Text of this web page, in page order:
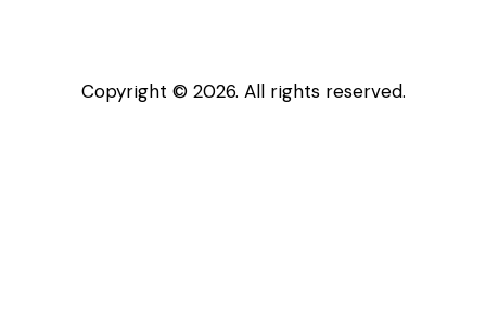
Copyright © 2026. All rights reserved.